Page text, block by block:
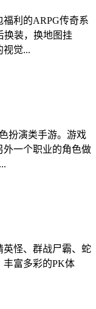
利的ARPG传奇系
换装，换地图挂
视觉...
扮演类手游。游戏
外一个职业的角色做
英怪、群战尸霸、蛇
丰富多彩的PK体